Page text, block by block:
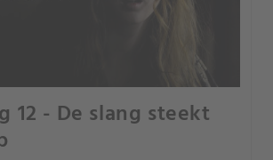
12 - De slang steekt